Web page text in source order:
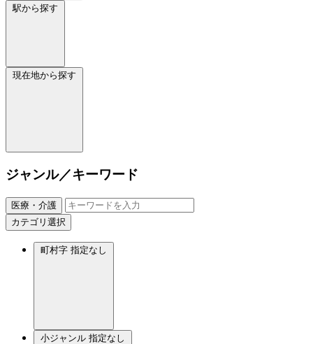
駅から探す
現在地から探す
ジャンル／キーワード
医療・介護
カテゴリ選択
町村字 指定なし
小ジャンル 指定なし